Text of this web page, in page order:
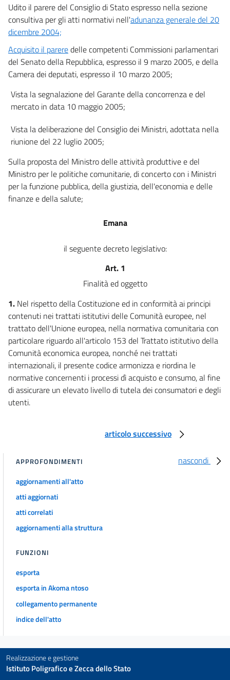
65 bis
65 ter
66
66 ter
66 quinquies
67
Sezione IV-bis
Commercializzazione a distanza di servizi finanziari ai consumatori
((SEZIONE ABROGATA DAL D.LGS. 31 DICEMBRE 2025, N. 209))
67 bis
67 quinquies
67 novies
67 decies
67 undecies
67 duodecies
67 terdecies
67 quaterdecies
67 vicies
67 viciessemel
67 viciesbis
Capo II
68
Contratti di multiproprietà, contratti relativi ai prodotti per le vacanze di lungo
termine, contratti di rivendita e di scambio))
69
72
Udito il parere del Consiglio di Stato espresso nella sezione
consultiva per gli atti normativi nell'adunanza generale del 20
dicembre 2004;
Acquisito il pareredelle competenti Commissioni parlamentari
del Senato della Repubblica, espresso il 9 marzo 2005, e della
Camera dei deputati, espresso il 10 marzo 2005;
Vista la segnalazione del Garante della concorrenza e del
mercato in data 10 maggio 2005;
Vista la deliberazione del Consiglio dei Ministri, adottata nella
riunione del 22 luglio 2005;
Sulla proposta del Ministro delle attività produttive e del
Ministro per le politiche comunitarie, di concerto con i Ministri
per la funzione pubblica, della giustizia, dell'economia e delle
finanze e della salute;
Emana
il seguente decreto legislativo:
Art. 1
Finalità ed oggetto
1. Nel rispetto della Costituzione ed in conformità ai principi
contenuti nei trattati istitutivi delle Comunità europee, nel
trattato dell'Unione europea, nella normativa comunitaria con
particolare riguardo all'articolo 153 del Trattato istitutivo della
Comunità economica europea, nonché nei trattati
internazionali, il presente codice armonizza e riordina le
normative concernenti i processi dì acquisto e consumo, al fine
di assicurare un elevato livello di tutela dei consumatori e degli
utenti.
articolo successivo
nascondi
APPROFONDIMENTI
aggiornamenti all'atto
atti aggiornati
atti correlati
aggiornamenti alla struttura
FUNZIONI
esporta
esporta in Akoma ntoso
collegamento permanente
indice dell'atto
Realizzazione e gestione
Istituto Poligrafico e Zecca dello Stato